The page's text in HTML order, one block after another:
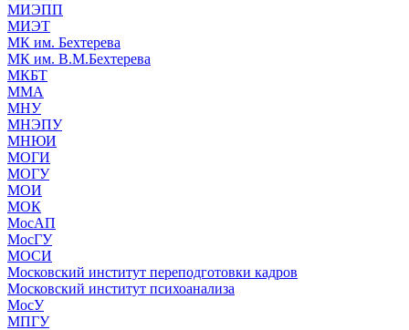
МИЭПП
МИЭТ
МК им. Бехтерева
МК им. В.М.Бехтерева
МКБТ
ММА
МНУ
МНЭПУ
МНЮИ
МОГИ
МОГУ
МОИ
МОК
МосАП
МосГУ
МОСИ
Московский институт переподготовки кадров
Московский институт психоанализа
МосУ
МПГУ